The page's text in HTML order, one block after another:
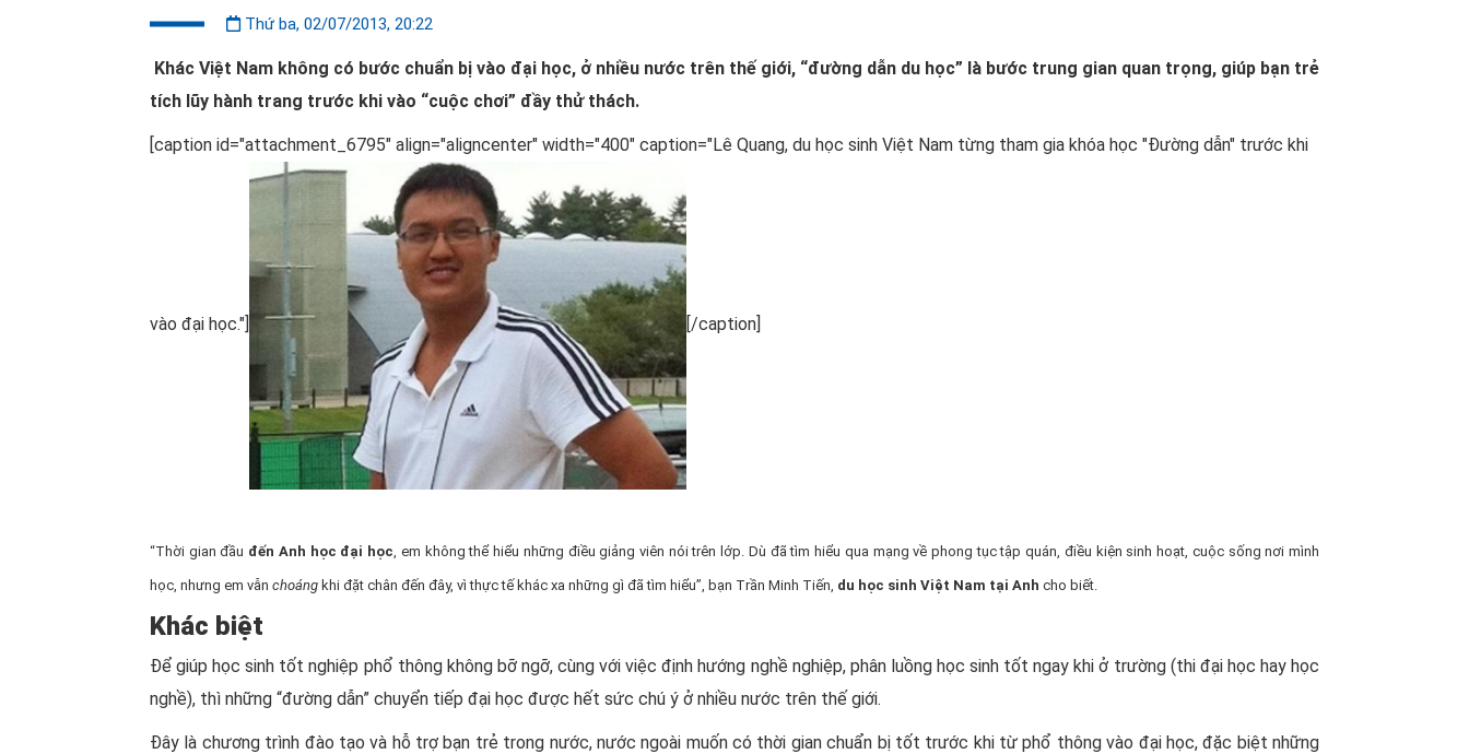
Thứ ba, 02/07/2013, 20:22
Khác Việt Nam không có bước chuẩn bị vào đại học, ở nhiều nước trên thế giới, “đường dẫn du học” là bước trung gian quan trọng, giúp bạn trẻ
tích lũy hành trang trước khi vào “cuộc chơi” đầy thử thách.
[caption id="attachment_6795" align="aligncenter" width="400" caption="Lê Quang, du học sinh Việt Nam từng tham gia khóa học "Đường dẫn" trước khi
vào đại học."] [/caption]
“Thời gian đầu đến Anh học đại học, em không thể hiểu những điều giảng viên nói trên lớp. Dù đã tìm hiểu qua mạng về phong tục tập quán, điều kiện sinh hoạt, cuộc sống nơi mình
học, nhưng em vẫn choáng khi đặt chân đến đây, vì thực tế khác xa những gì đã tìm hiểu”, bạn Trần Minh Tiến, du học sinh Việt Nam tại Anh cho biết.
Khác biệt
Để giúp học sinh tốt nghiệp phổ thông không bỡ ngỡ, cùng với việc định hướng nghề nghiệp, phân luồng học sinh tốt ngay khi ở trường (thi đại học hay học
nghề), thì những “đường dẫn” chuyển tiếp đại học được hết sức chú ý ở nhiều nước trên thế giới.
Đây là chương trình đào tạo và hỗ trợ bạn trẻ trong nước, nước ngoài muốn có thời gian chuẩn bị tốt trước khi từ phổ thông vào đại học, đặc biệt những